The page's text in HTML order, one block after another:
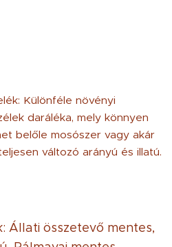
Különféle növényi
daráléka, mely könnyen
belőle mosószer vagy akár
változó arányú és illatú.
Állati összetevő mentes,